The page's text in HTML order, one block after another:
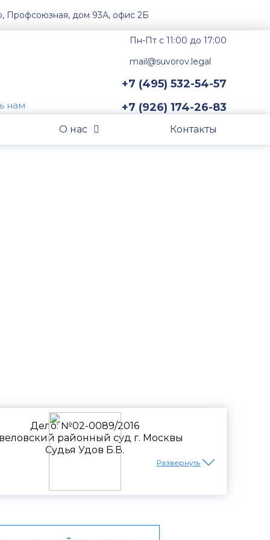
Профсоюзная, дом 93А, офис 2Б
Пн-Пт с 11:00 до 17:00
mail@suvorov.legal
+7 (495) 532-54-57
+7 (926) 174-26-83
О нас Контакты
Дело: №02-0089/2016
районный суд г. Москвы
Судья Удов Б.В.
неправомерного предоставления
Развернуть